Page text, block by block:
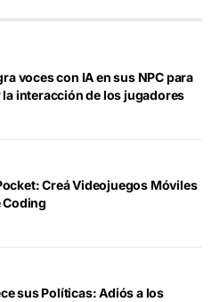
voces con IA en sus NPC para
interacción de los jugadores
Creá Videojuegos Móviles
Coding
sus Políticas: Adiós a los